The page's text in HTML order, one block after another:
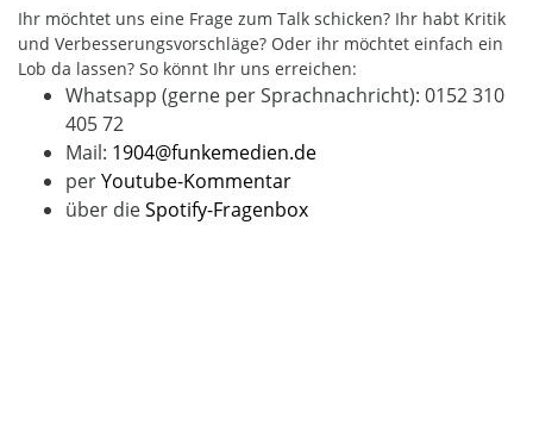
Ihr möchtet uns eine Frage zum Talk schicken? Ihr habt Kritik
und Verbesserungsvorschläge? Oder ihr möchtet einfach ein
Lob da lassen? So könnt Ihr uns erreichen:
Whatsapp (gerne per Sprachnachricht): 0152 310
405 72
Mail: 1904@funkemedien.de
perYoutube-Kommentar
über dieSpotify-Fragenbox